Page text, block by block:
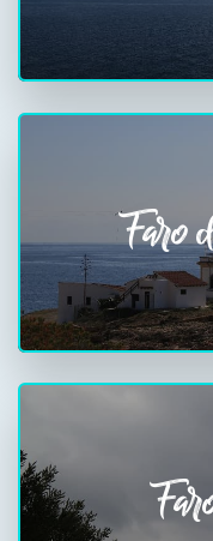
Faro